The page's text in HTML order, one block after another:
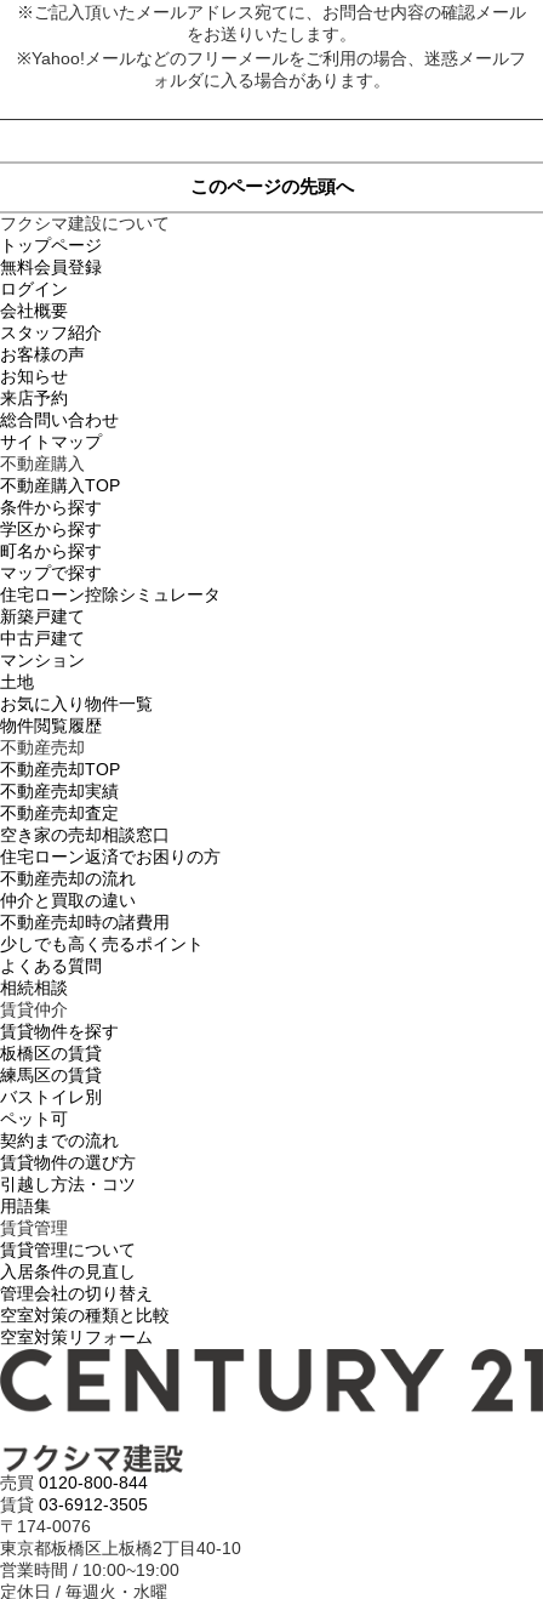
※ご記入頂いたメールアドレス宛てに、お問合せ内容の確認メール
をお送りいたします。
※Yahoo!メールなどのフリーメールをご利用の場合、迷惑メールフ
ォルダに入る場合があります。
このページの先頭へ
フクシマ建設について
トップページ
無料会員登録
ログイン
会社概要
スタッフ紹介
お客様の声
お知らせ
来店予約
総合問い合わせ
サイトマップ
不動産購入
不動産購入TOP
条件から探す
学区から探す
町名から探す
マップで探す
住宅ローン控除シミュレータ
新築戸建て
中古戸建て
マンション
土地
お気に入り物件一覧
物件閲覧履歴
不動産売却
不動産売却TOP
不動産売却実績
不動産売却査定
空き家の売却相談窓口
住宅ローン返済でお困りの方
不動産売却の流れ
仲介と買取の違い
不動産売却時の諸費用
少しでも高く売るポイント
よくある質問
相続相談
賃貸仲介
賃貸物件を探す
板橋区の賃貸
練馬区の賃貸
バストイレ別
ペット可
契約までの流れ
賃貸物件の選び方
引越し方法・コツ
用語集
賃貸管理
賃貸管理について
入居条件の見直し
管理会社の切り替え
空室対策の種類と比較
空室対策リフォーム
売買 0120-800-844
賃貸 03-6912-3505
〒174-0076
東京都板橋区上板橋2丁目40-10
営業時間 / 10:00~19:00
定休日 / 毎週火・水曜